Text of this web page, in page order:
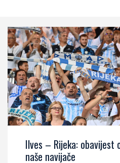
Ilves – Rijeka: obavijest
naše navijače